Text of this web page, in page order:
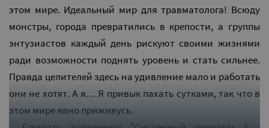
этом мире. Идеальный мир для травматолога! Всюду
монстры, города превратились в крепости, а группы
энтузиастов каждый день рискуют своими жизнями
ради возможности поднять уровень и стать сильнее.
Правда целителей здесь на удивление мало и работать
они не хотят. А я… Я привык пахать сутками, так что в
этом мире явно приживусь.